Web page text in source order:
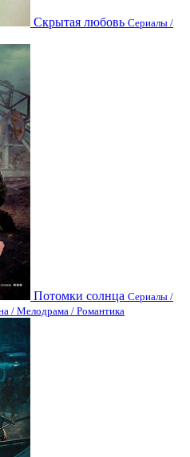
Скрытая любовь Сериалы /
Потомки солнца Сериалы /
/ Мелодрама / Романтика